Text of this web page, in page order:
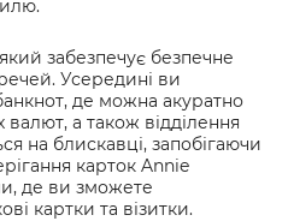
забезпечує безпечне
Усередині ви
де можна акуратно
а також відділення
на блискавці, запобігаючи
карток Annie
де ви зможете
картки та візитки.